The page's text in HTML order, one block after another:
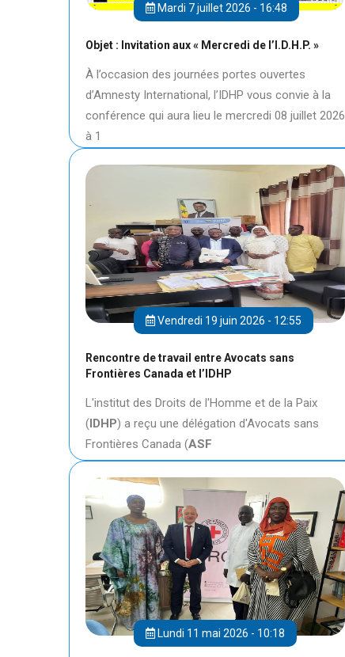
Mardi 7 juillet 2026 - 16:48
Objet : Invitation aux « Mercredi de l’I.D.H.P. »
À l’occasion des journées portes ouvertes
d’Amnesty International, l’IDHP vous convie à la
conférence qui aura lieu le mercredi 08 juillet 2026
à 1
Vendredi 19 juin 2026 - 12:55
Rencontre de travail entre Avocats sans
Frontières Canada et l’IDHP
L'institut des Droits de l'Homme et de la Paix
(IDHP) a reçu une délégation d'Avocats sans
Frontières Canada (ASF
Lundi 11 mai 2026 - 10:18